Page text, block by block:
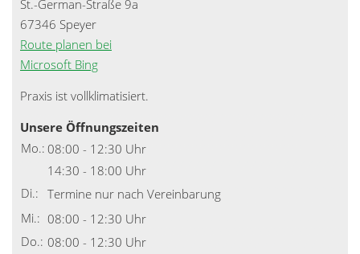
St.-German-Straße 9a
67346 Speyer
Route planen bei
Microsoft Bing
Praxis ist vollklimatisiert.
Unsere Öffnungszeiten
Mo.: 08:00 - 12:30 Uhr
14:30 - 18:00 Uhr
Di.: Termine nur nach Vereinbarung
Mi.: 08:00 - 12:30 Uhr
Do.: 08:00 - 12:30 Uhr